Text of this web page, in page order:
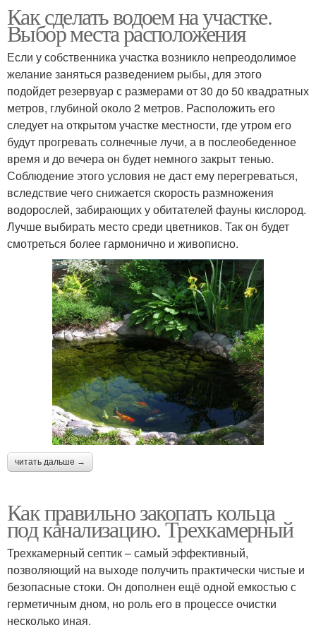
Как сделать водоем на участке.
Выбор места расположения
Если у собственника участка возникло непреодолимое
желание заняться разведением рыбы, для этого
подойдет резервуар с размерами от 30 до 50 квадратных
метров, глубиной около 2 метров. Расположить его
следует на открытом участке местности, где утром его
будут прогревать солнечные лучи, а в послеобеденное
время и до вечера он будет немного закрыт тенью.
Соблюдение этого условия не даст ему перегреваться,
вследствие чего снижается скорость размножения
водорослей, забирающих у обитателей фауны кислород.
Лучше выбирать место среди цветников. Так он будет
смотреться более гармонично и живописно.
читать дальше →
Как правильно закопать кольца
под канализацию. Трехкамерный
Трехкамерный септик – самый эффективный,
позволяющий на выходе получить практически чистые и
безопасные стоки. Он дополнен ещё одной емкостью с
герметичным дном, но роль его в процессе очистки
несколько иная.